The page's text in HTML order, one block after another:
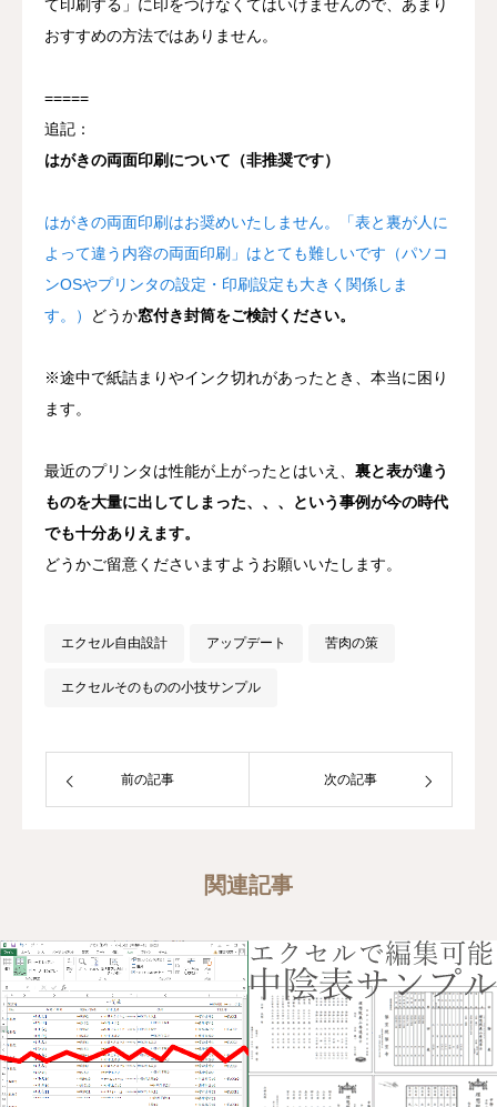
て印刷する」に印をつけなくてはいけませんので、あまり
おすすめの方法ではありません。
=====
追記：
はがきの両面印刷について（非推奨です）
はがきの両面印刷はお奨めいたしません。「表と裏が人に
よって違う内容の両面印刷」はとても難しいです（パソコ
ンOSやプリンタの設定・印刷設定も大きく関係しま
す。）
どうか窓付き封筒をご検討ください。
※途中で紙詰まりやインク切れがあったとき、本当に困り
ます。
最近のプリンタは性能が上がったとはいえ、 裏と表が違う
ものを大量に出してしまった、、、という事例が今の時代
でも十分ありえます。
どうかご留意くださいますようお願いいたします。
エクセル自由設計 アップデート 苦肉の策
エクセルそのものの小技サンプル
前の記事 次の記事
関連記事